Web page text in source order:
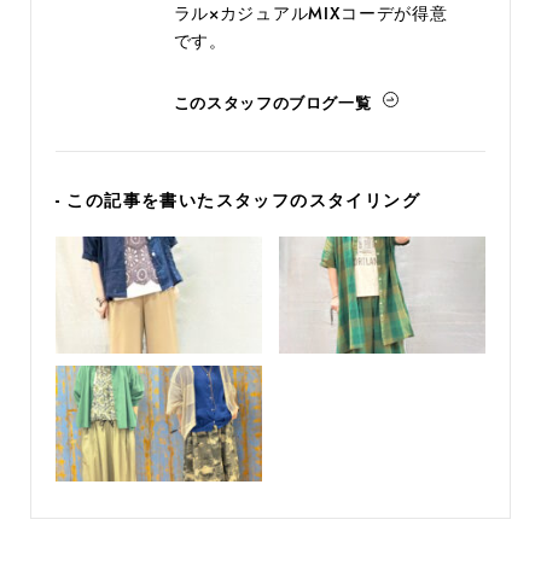
ラル×カジュアルMIXコーデが得意
です。
このスタッフのブログ一覧
- この記事を書いたスタッフのスタイリング